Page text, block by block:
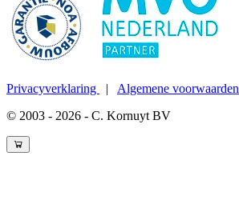
Privacyverklaring | Algemene voorwaarden
© 2003 - 2026 - C. Kornuyt BV